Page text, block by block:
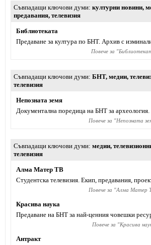
Съвпадащи ключови думи културни новини,
предавания, телевизия
Библиотеката
Предаване за култура по БНТ. Архив с
Повече за "
Съвпадащи ключови думи БНТ, медии,
телевизия
Непозната земя
Документална поредица на БНТ за археология.
Повече за "Непозната
Съвпадащи ключови думи медии,
телевизия
Алма Матер ТВ
Студентска телевизия. Екип, предавания,
Повече за "Алма Матер
Красива наука
Предаване на БНТ за най-ценния човешки
Повече за "Красива
Антракт